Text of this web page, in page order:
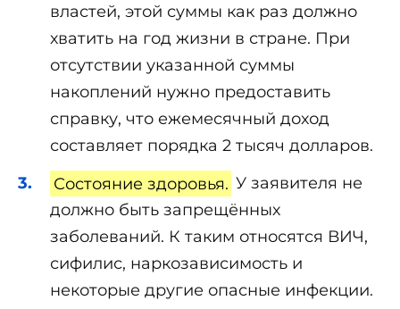
властей, этой суммы как раз должно
хватить на год жизни в стране. При
отсутствии указанной суммы
накоплений нужно предоставить
справку, что ежемесячный доход
составляет порядка 2 тысяч долларов.
Состояние здоровья. У заявителя не
должно быть запрещённых
заболеваний. К таким относятся ВИЧ,
сифилис, наркозависимость и
некоторые другие опасные инфекции.